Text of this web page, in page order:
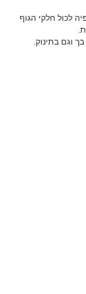
לכול חלקי הגוף
וגם בתינוק.